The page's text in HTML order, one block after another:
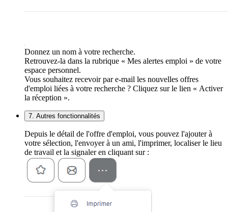
Donnez un nom à votre recherche.
Retrouvez-la dans la rubrique « Mes alertes emploi » de votre
espace personnel.
Vous souhaitez recevoir par e-mail les nouvelles offres
d'emploi liées à votre recherche ? Cliquez sur le lien « Activer
la réception ».
7. Autres fonctionnalités
Depuis le détail de l'offre d'emploi, vous pouvez l'ajouter à
votre sélection, l'envoyer à un ami, l'imprimer, localiser le lieu
de travail et la signaler en cliquant sur :